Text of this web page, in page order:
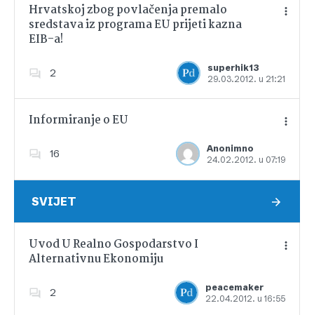
Hrvatskoj zbog povlačenja premalo
sredstava iz programa EU prijeti kazna
EIB-a!
2
superhik13
29.03.2012. u 21:21
Informiranje o EU
16
Anonimno
24.02.2012. u 07:19
Dodajte u favorite
SVIJET
Uvod U Realno Gospodarstvo I
Alternativnu Ekonomiju
2
peacemaker
22.04.2012. u 16:55
Dodajte u favorite